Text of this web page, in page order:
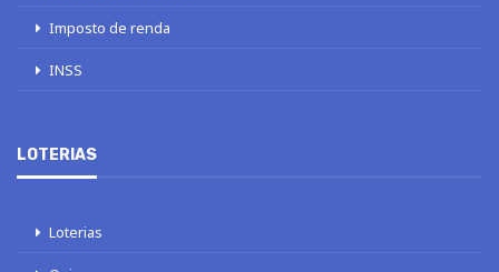
Imposto de renda
INSS
LOTERIAS
Loterias